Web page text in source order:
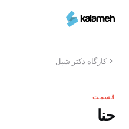
محتوای
کارگاه دکتر شپل
قسمت
حنا